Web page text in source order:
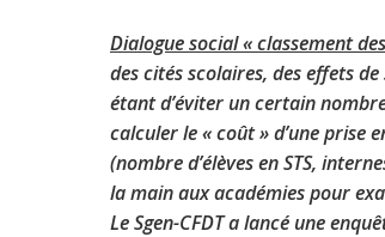
Dialogue social « classement
des cités scolaires, des effets
étant d’éviter un certain
calculer le « coût » d’une prise
(nombre d’élèves en STS,
la main aux académies pour
Le Sgen-CFDT a lancé une